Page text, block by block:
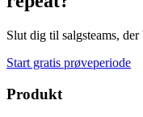
Slut dig til salgsteams,
Start gratis prøveperiode
Produkt